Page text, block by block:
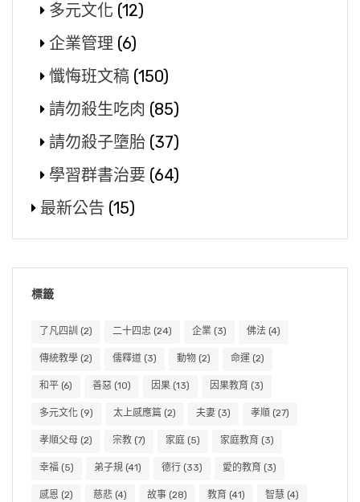
多元文化 (12)
企業管理 (6)
懺悔班文稿 (150)
請勿殺生吃肉 (85)
請勿殺子墮胎 (37)
學習群書治要 (64)
最新公告 (15)
標籤
了凡四訓 (2) 二十四忠 (24) 企業 (3) 佛法 (4)
傳統教學 (2) 儒釋道 (3) 動物 (2) 命運 (2)
和平 (6) 善惡 (10) 因果 (13) 因果教育 (3)
多元文化 (9) 太上感應篇 (2) 夫妻 (3) 孝順 (27)
孝順父母 (2) 宗教 (7) 家庭 (5) 家庭教育 (3)
幸福 (5) 弟子規 (41) 德行 (33) 愛的教育 (3)
感恩 (2) 慈悲 (4) 故事 (28) 教育 (41) 智慧 (4)